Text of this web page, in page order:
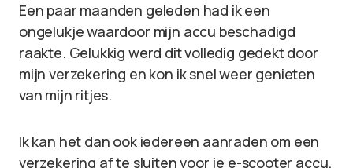
Een paar maanden geleden had ik een
ongelukje waardoor mijn accu beschadigd
raakte. Gelukkig werd dit volledig gedekt door
mijn verzekering en kon ik snel weer genieten
van mijn ritjes.
Ik kan het dan ook iedereen aanraden om een
verzekering af te sluiten voor je e-scooter accu.